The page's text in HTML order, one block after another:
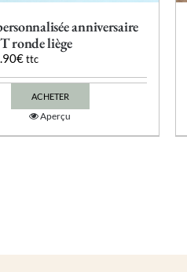
anniversaire
ronde liège
€ ttc
ACHETER
Ce
produit
a
Aperçu